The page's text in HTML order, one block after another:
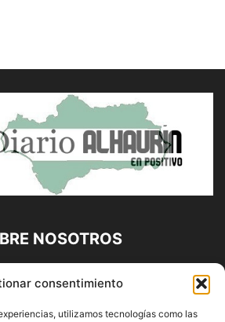
consentimiento
utilizamos tecnologías como las
NOSOTROS
Propiedad de
López | 639 95 71 95 | Noticias de
la Torre, Málaga y Provincia|